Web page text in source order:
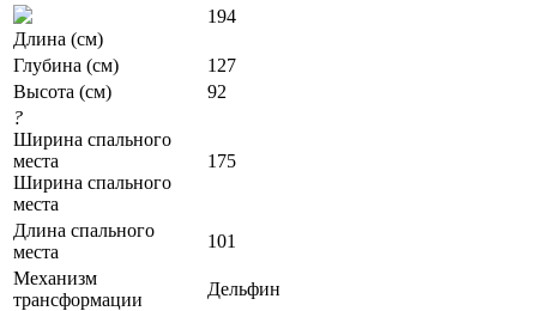
Длина (см)
194
Глубина (см)
127
Высота (см)
92
?
Ширина спального
места
Ширина спального
места
175
Длина спального
места
101
Механизм
трансформации
Дельфин